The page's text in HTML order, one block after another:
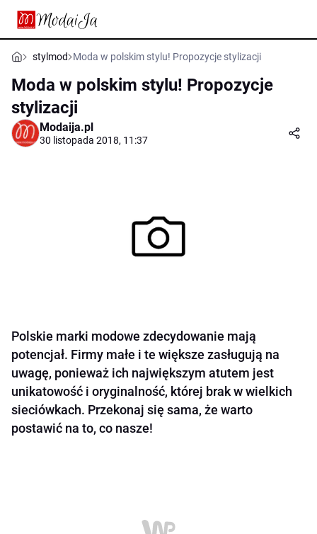
stylmod Moda w polskim stylu! Propozycje stylizacji
Moda w polskim stylu! Propozycje
stylizacji
Modaija.pl
30 listopada 2018, 11:37
Polskie marki modowe zdecydowanie mają
potencjał. Firmy małe i te większe zasługują na
uwagę, ponieważ ich największym atutem jest
unikatowość i oryginalność, której brak w wielkich
sieciówkach. Przekonaj się sama, że warto
postawić na to, co nasze!